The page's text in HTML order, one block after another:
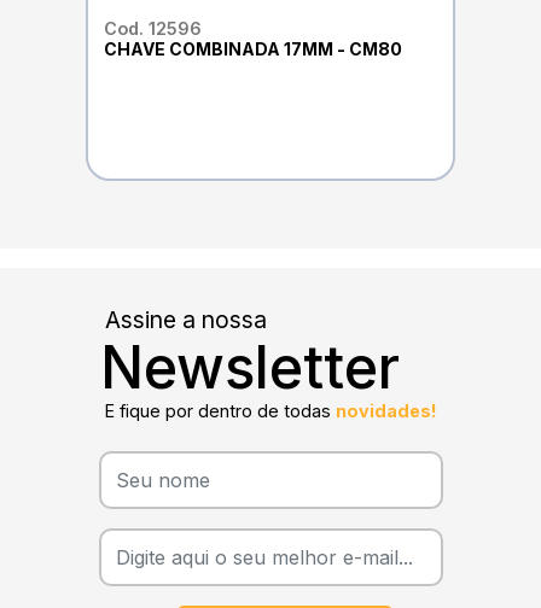
Cod. 12596
CHAVE COMBINADA 17MM - CM80
Assine a nossa
Newsletter
E fique por dentro de todas novidades!